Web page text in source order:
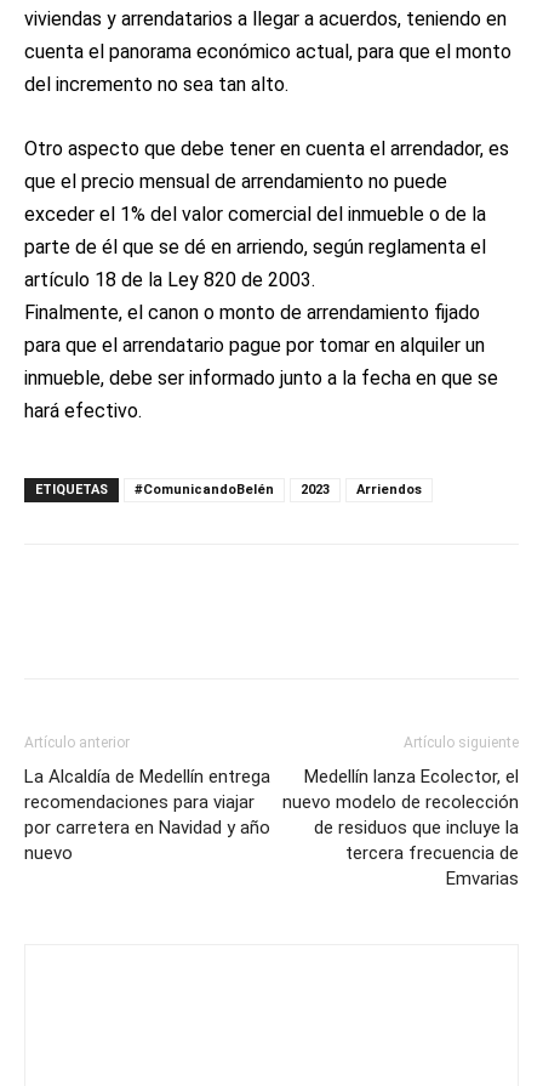
viviendas y arrendatarios a llegar a acuerdos, teniendo en
cuenta el panorama económico actual, para que el monto
del incremento no sea tan alto.
Otro aspecto que debe tener en cuenta el arrendador, es
que el precio mensual de arrendamiento no puede
exceder el 1% del valor comercial del inmueble o de la
parte de él que se dé en arriendo, según reglamenta el
artículo 18 de la Ley 820 de 2003.
Finalmente, el canon o monto de arrendamiento fijado
para que el arrendatario pague por tomar en alquiler un
inmueble, debe ser informado junto a la fecha en que se
hará efectivo.
ETIQUETAS #ComunicandoBelén 2023 Arriendos
Artículo anterior
La Alcaldía de Medellín entrega
recomendaciones para viajar
por carretera en Navidad y año
nuevo
Artículo siguiente
Medellín lanza Ecolector, el
nuevo modelo de recolección
de residuos que incluye la
tercera frecuencia de
Emvarias